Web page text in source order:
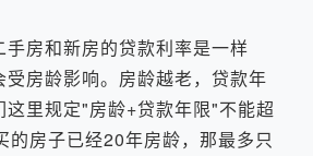
房和新房的贷款利率是一样
受房龄影响。房龄越老，贷款年
这里规定"房龄+贷款年限"不能超
的房子已经20年房龄，那最多只